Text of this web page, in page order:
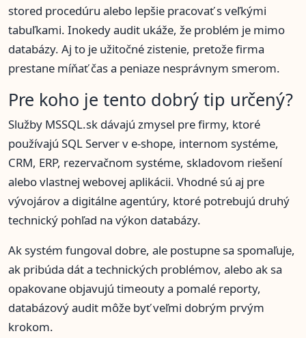
stored procedúru alebo lepšie pracovať s veľkými
tabuľkami. Inokedy audit ukáže, že problém je mimo
databázy. Aj to je užitočné zistenie, pretože firma
prestane míňať čas a peniaze nesprávnym smerom.
Pre koho je tento dobrý tip určený?
Služby MSSQL.sk dávajú zmysel pre firmy, ktoré
používajú SQL Server v e-shope, internom systéme,
CRM, ERP, rezervačnom systéme, skladovom riešení
alebo vlastnej webovej aplikácii. Vhodné sú aj pre
vývojárov a digitálne agentúry, ktoré potrebujú druhý
technický pohľad na výkon databázy.
Ak systém fungoval dobre, ale postupne sa spomaľuje,
ak pribúda dát a technických problémov, alebo ak sa
opakovane objavujú timeouty a pomalé reporty,
databázový audit môže byť veľmi dobrým prvým
krokom.